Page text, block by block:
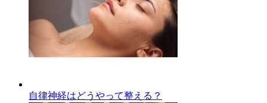
自律神経はどうやって整える？